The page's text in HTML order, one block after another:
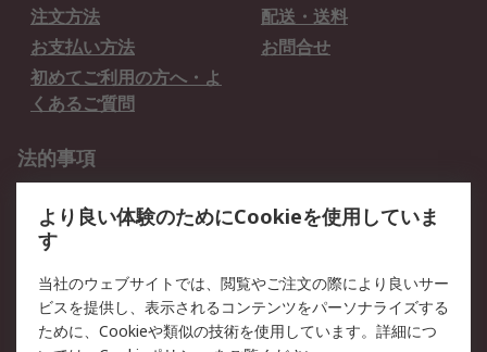
注文方法
配送・送料
お支払い方法
お問合せ
初めてご利用の方へ・よ
くあるご質問
法的事項
クッキーポリシー
RSについて
会社概要
採用情報
より良い体験のためにCookieを使用していま
す
当社のウェブサイトでは、閲覧やご注文の際により良いサー
ビスを提供し、表示されるコンテンツをパーソナライズする
ために、Cookieや類似の技術を使用しています。詳細につ